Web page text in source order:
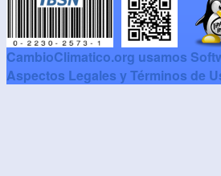
CambioClimatico.org usamos
Aspectos Legales y Términos de